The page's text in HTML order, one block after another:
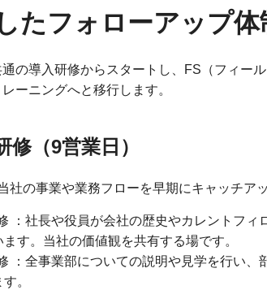
たフォローアップ体
の導入研修からスタートし、FS（フィー
ーニングへと移行します。
修（9営業日）
社の事業や業務フローを早期にキャッチア
：社長や役員が会社の歴史やカレントフィ
す。当社の価値観を共有する場です。
：全事業部についての説明や見学を行い、
。